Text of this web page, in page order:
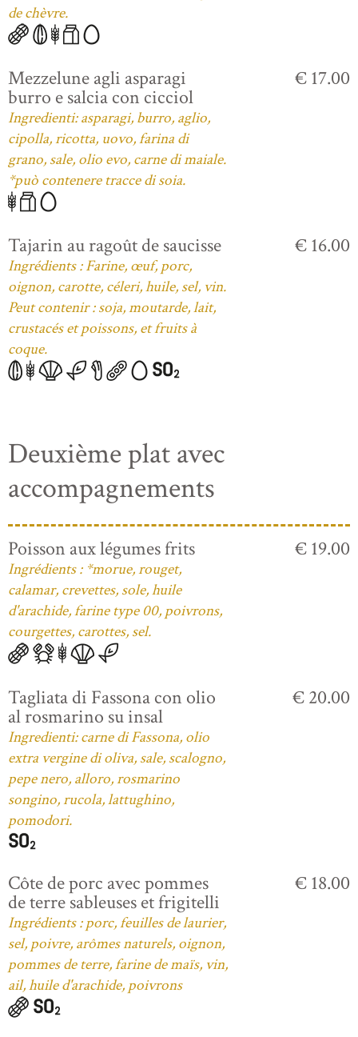
de chèvre.
Mezzelune agli asparagi
burro e salcia con cicciol
Ingredienti: asparagi, burro, aglio,
cipolla, ricotta, uovo, farina di
grano, sale, olio evo, carne di maiale.
*può contenere tracce di soia.
€ 17.00
Tajarin au ragoût de saucisse
Ingrédients : Farine, œuf, porc,
oignon, carotte, céleri, huile, sel, vin.
Peut contenir : soja, moutarde, lait,
crustacés et poissons, et fruits à
coque.
€ 16.00
Deuxième plat avec
accompagnements
Poisson aux légumes frits
Ingrédients : *morue, rouget,
calamar, crevettes, sole, huile
d'arachide, farine type 00, poivrons,
courgettes, carottes, sel.
€ 19.00
Tagliata di Fassona con olio
al rosmarino su insal
Ingredienti: carne di Fassona, olio
extra vergine di oliva, sale, scalogno,
pepe nero, alloro, rosmarino
songino, rucola, lattughino,
pomodori.
€ 20.00
Côte de porc avec pommes
de terre sableuses et frigitelli
Ingrédients : porc, feuilles de laurier,
sel, poivre, arômes naturels, oignon,
pommes de terre, farine de maïs, vin,
ail, huile d'arachide, poivrons
€ 18.00